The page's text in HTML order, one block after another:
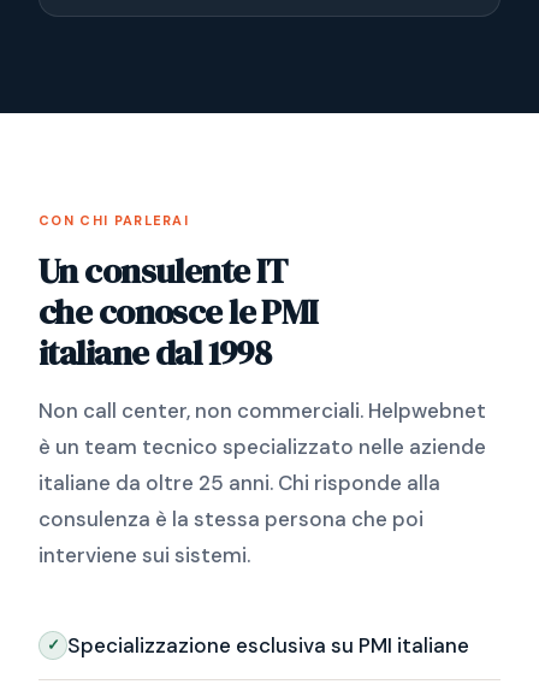
CON CHI PARLERAI
Un consulente IT
che conosce le PMI
italiane dal 1998
Non call center, non commerciali. Helpwebnet
è un team tecnico specializzato nelle aziende
italiane da oltre 25 anni. Chi risponde alla
consulenza è la stessa persona che poi
interviene sui sistemi.
Specializzazione esclusiva su PMI italiane